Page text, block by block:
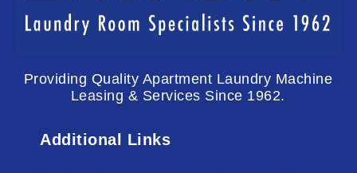
Providing Quality Apartment Laundry Machine
Leasing & Services Since 1962.
Additional Links